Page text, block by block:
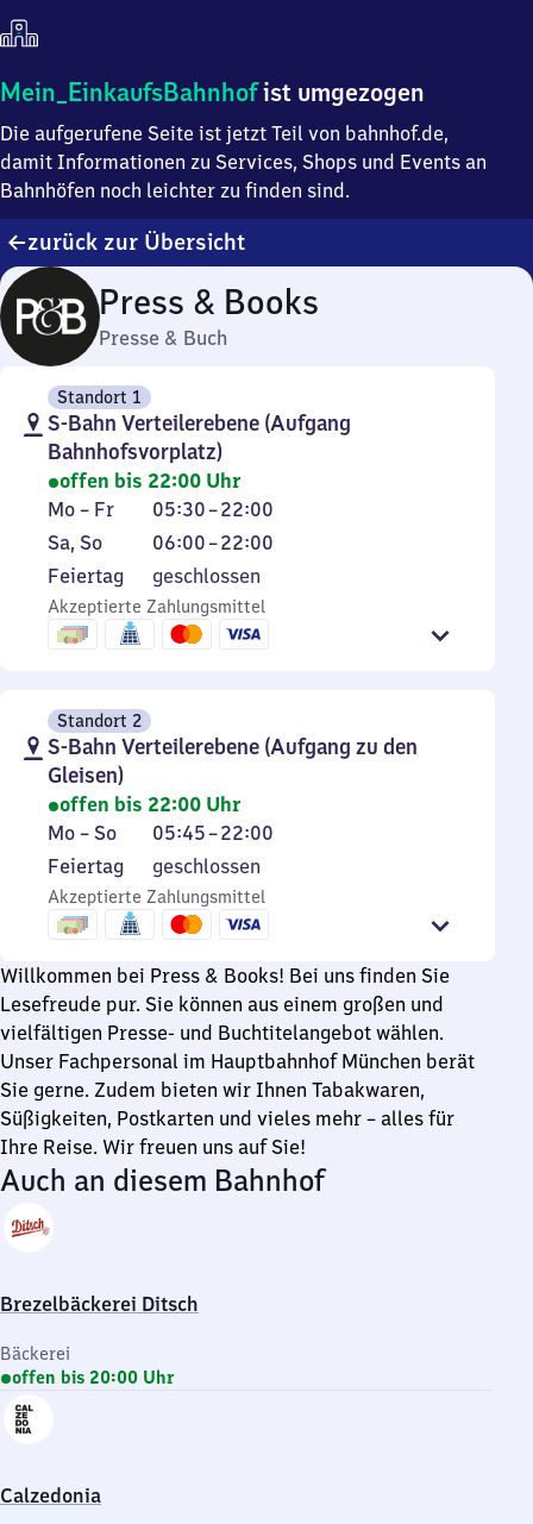
Mein
Einkaufsbahnhof
ist
umgezogen
Mein_EinkaufsBahnhofist umgezogen
Die aufgerufene Seite ist jetzt Teil von bahnhof.de,
damit Informationen zu Services, Shops und Events an
Bahnhöfen noch leichter zu finden sind.
zurück zur Übersicht
Press & Books
Presse & Buch
Standort 1
S-Bahn Verteilerebene (Aufgang
Bahnhofsvorplatz)
offen bis 22:00 Uhr
Montag
bis
Freitag
Mo – Fr 05:30–22:00
Von
5
30
bis
22
Samstag
und
Sonntag
Sa, So 06:00–22:00
Von
6
Uhr
bis
22
Feiertag
Feiertag geschlossen
Akzeptierte Zahlungsmittel
Standort 2
S-Bahn Verteilerebene (Aufgang zu den
Gleisen)
offen bis 22:00 Uhr
Montag
bis
Sonntag
Mo – So 05:45–22:00
Von
5
Uhr
45
bis
22
Uhr
Feiertag
Feiertag geschlossen
Akzeptierte Zahlungsmittel
Willkommen bei Press & Books! Bei uns finden Sie
Lesefreude pur. Sie können aus einem großen und
vielfältigen Presse- und Buchtitelangebot wählen.
Unser Fachpersonal im Hauptbahnhof München berät
Sie gerne. Zudem bieten wir Ihnen Tabakwaren,
Süßigkeiten, Postkarten und vieles mehr – alles für
Ihre Reise. Wir freuen uns auf Sie!
Auch an diesem Bahnhof
Brezelbäckerei Ditsch
Bäckerei
offen bis 20:00 Uhr
Calzedonia